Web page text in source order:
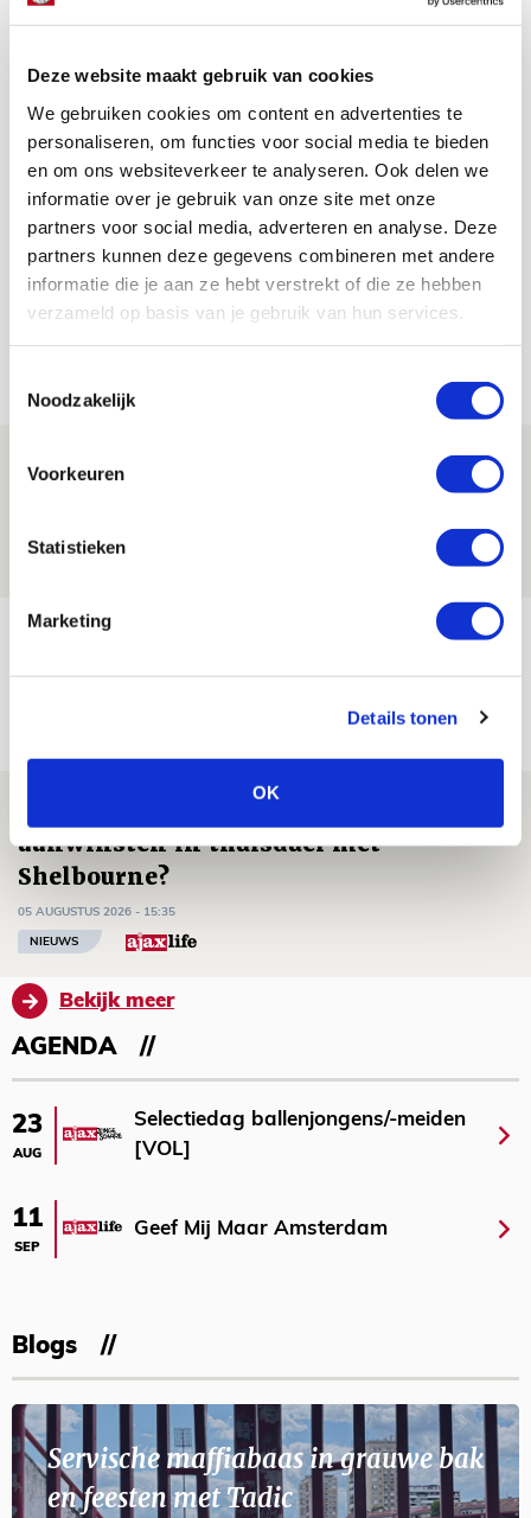
Deze website maakt gebruik van cookies
We gebruiken cookies om content en advertenties te
personaliseren, om functies voor social media te bieden
en om ons websiteverkeer te analyseren. Ook delen we
informatie over je gebruik van onze site met onze
partners voor social media, adverteren en analyse. Deze
partners kunnen deze gegevens combineren met andere
informatie die je aan ze hebt verstrekt of die ze hebben
verzameld op basis van je gebruik van hun services.
Noodzakelijk
Voorkeuren
Statistieken
Marketing
Details tonen
OK
wij in zijn toekomst bij Ajax zien.”
AANBEVOLEN
‘Spelen met brutaliteit en flair’
De Redactie
Bekijk alle berichten van De Redactie
Drie dingen die je moet weten over
Ter Stegen over uitdagingen en
leidersrol bij Ajax
aanwinsten in thuisduel met
Shelbourne?
05 AUGUSTUS 2026 - 15:35
NIEUWS
Bekijk meer
AGENDA
23
AUG
Selectiedag ballenjongens/-meiden
[VOL]
11
SEP
Geef Mij Maar Amsterdam
Blogs
Servische maffiabaas in grauwe bak
en feesten met Tadic